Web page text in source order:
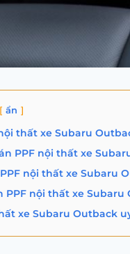
ẩn
thất xe Subaru
PPF nội thất xe
nội thất xe Subaru
PPF nội thất xe Subaru
xe Subaru Outback